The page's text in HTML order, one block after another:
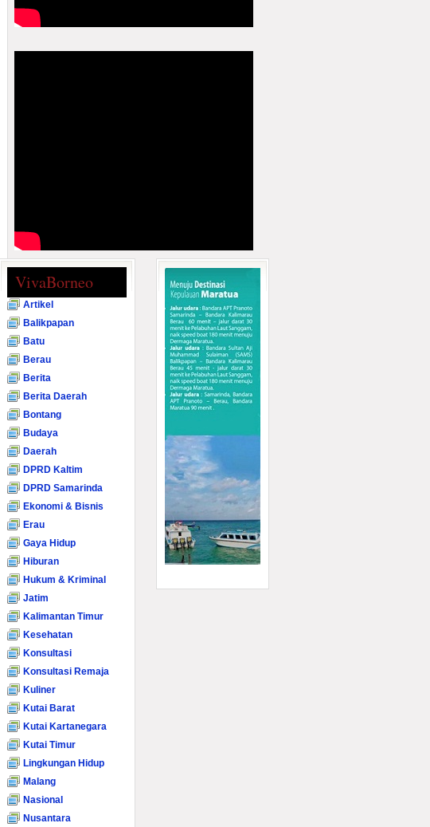
VivaBorneo
Artikel
Balikpapan
Batu
Berau
Berita
Berita Daerah
Bontang
Budaya
Daerah
DPRD Kaltim
DPRD Samarinda
Ekonomi & Bisnis
Erau
Gaya Hidup
Hiburan
Hukum & Kriminal
Jatim
Kalimantan Timur
Kesehatan
Konsultasi
Konsultasi Remaja
Kuliner
Kutai Barat
Kutai Kartanegara
Kutai Timur
Lingkungan Hidup
Malang
Nasional
Nusantara